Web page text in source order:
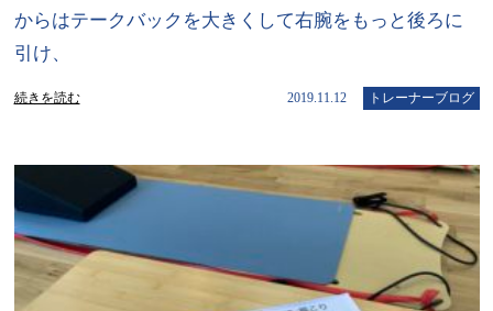
からはテークバックを大きくして右腕をもっと後ろに
引け、
続きを読む 2019.11.12 トレーナーブログ